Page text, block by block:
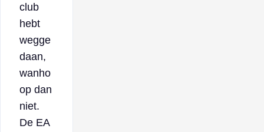
club
hebt
wegge
daan,
wanho
op dan
niet.
De EA